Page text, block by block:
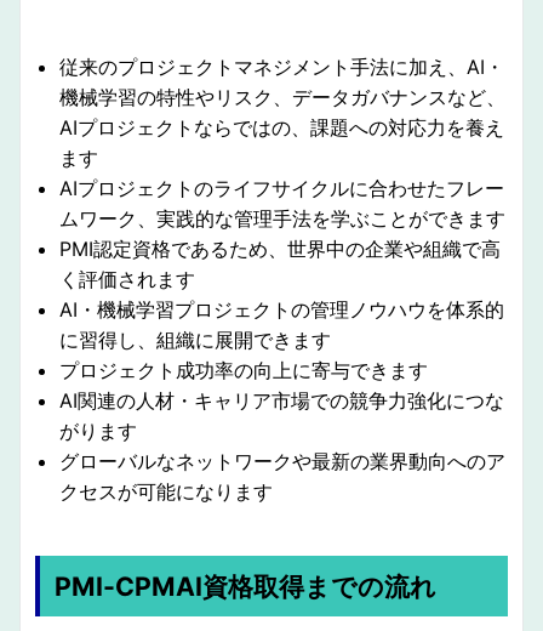
従来のプロジェクトマネジメント手法に加え、AI・
機械学習の特性やリスク、データガバナンスなど、
AIプロジェクトならではの、課題への対応力を養え
ます
AIプロジェクトのライフサイクルに合わせたフレー
ムワーク、実践的な管理手法を学ぶことができます
PMI認定資格であるため、世界中の企業や組織で高
く評価されます
AI・機械学習プロジェクトの管理ノウハウを体系的
に習得し、組織に展開できます
プロジェクト成功率の向上に寄与できます
AI関連の人材・キャリア市場での競争力強化につな
がります
グローバルなネットワークや最新の業界動向へのア
クセスが可能になります
PMI-CPMAI資格取得までの流れ